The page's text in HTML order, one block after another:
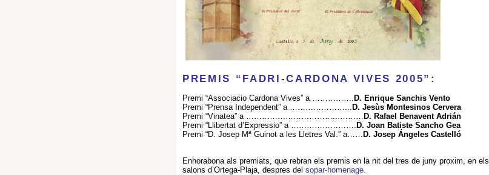
PREMIS “FADRI-CARDONA VIVES 2005”:
Premi “Associacio Cardona Vives” a ……………. D. Enrique Sanchis Vento
Premi “Prensa Independent” a …………………... D. Jesùs Montesinos Cervera
Premi “Vinatea” a ……………………………...……… D. Rafael Benavent Adrián
Premi “Llibertat d’Expressio” a ……………………. D. Joan Batiste Sancho Gea
Premi “D. Josep Mª Guinot a les Lletres Val.” a…… D. Josep Ángeles Castelló
Enhorabona als premiats, que rebran els premis en la nit del tres de juny proxim, en els
salons d’Ortega-Plaja, despres del sopar-homenage